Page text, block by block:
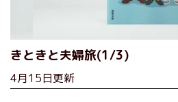
きときと夫婦旅(1/3)
4月15日更新